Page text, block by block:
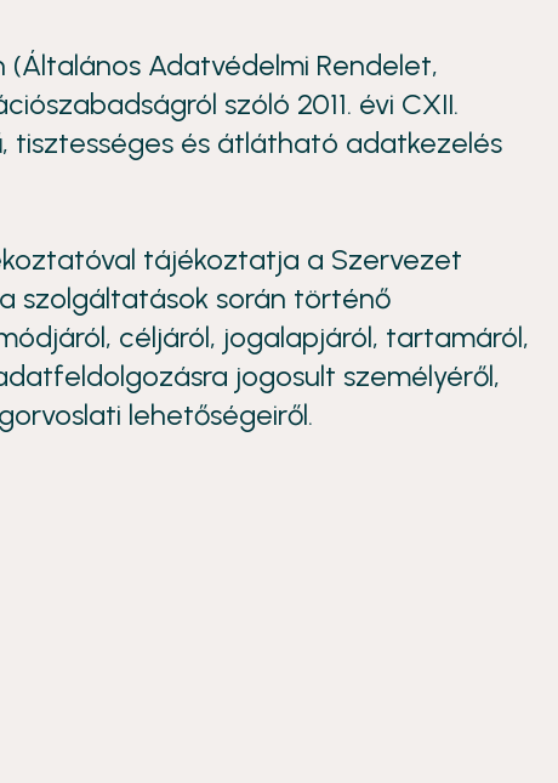
(Általános Adatvédelmi Rendelet,
szóló 2011. évi CXII.
tisztességes és átlátható adatkezelés
tájékoztatja a Szervezet
szolgáltatások során történő
céljáról, jogalapjáról, tartamáról,
jogosult személyéről,
lehetőségeiről.